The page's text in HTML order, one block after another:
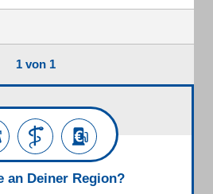
1 von 1
an Deiner Region?